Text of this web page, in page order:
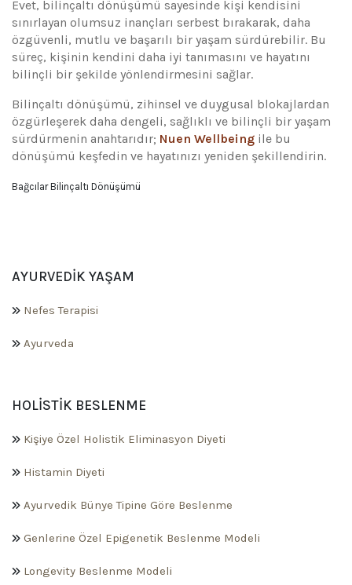
Evet, bilinçaltı dönüşümü sayesinde kişi kendisini
sınırlayan olumsuz inançları serbest bırakarak, daha
özgüvenli, mutlu ve başarılı bir yaşam sürdürebilir. Bu
süreç, kişinin kendini daha iyi tanımasını ve hayatını
bilinçli bir şekilde yönlendirmesini sağlar.
Bilinçaltı dönüşümü, zihinsel ve duygusal blokajlardan
özgürleşerek daha dengeli, sağlıklı ve bilinçli bir yaşam
sürdürmenin anahtarıdır; Nuen Wellbeing ile bu
dönüşümü keşfedin ve hayatınızı yeniden şekillendirin.
Bağcılar Bilinçaltı Dönüşümü
AYURVEDIK YAŞAM
Nefes Terapisi
Ayurveda
HOLISTIK BESLENME
Kişiye Özel Holistik Eliminasyon Diyeti
Histamin Diyeti
Ayurvedik Bünye Tipine Göre Beslenme
Genlerine Özel Epigenetik Beslenme Modeli
Longevity Beslenme Modeli